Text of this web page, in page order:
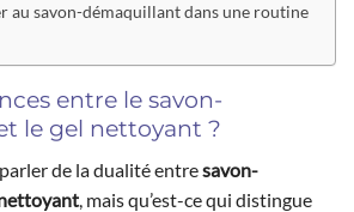
au savon-démaquillant dans une routine
entre le savon-
le gel nettoyant ?
de la dualité entresavon-
, mais qu’est-ce qui distingue